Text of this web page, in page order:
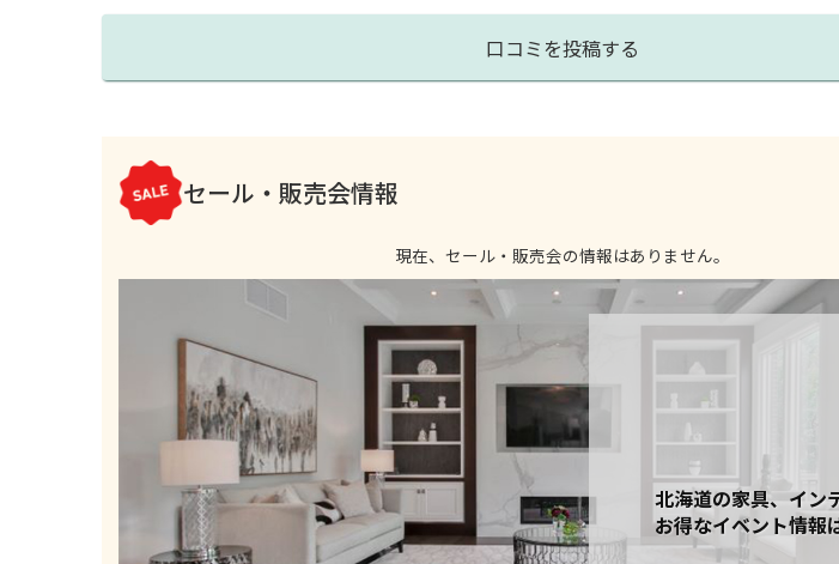
口コミを投稿する
セール・販売会情報
現在、セール・販売会の情報はありません。
北海道の家具、イン
お得なイベント情報